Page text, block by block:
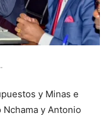
y Minas e
y Antonio